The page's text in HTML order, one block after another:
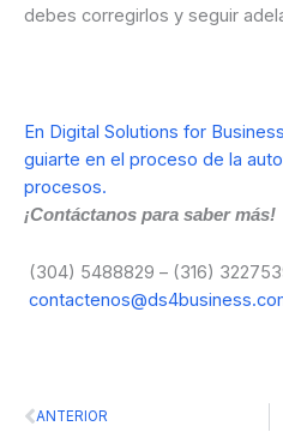
debes corregirlos y seguir
En Digital Solutions for
guiarte en el proceso de la
procesos.
¡Contáctanos para saber más!
(304) 5488829 – (316)
Prev
ANTERIOR